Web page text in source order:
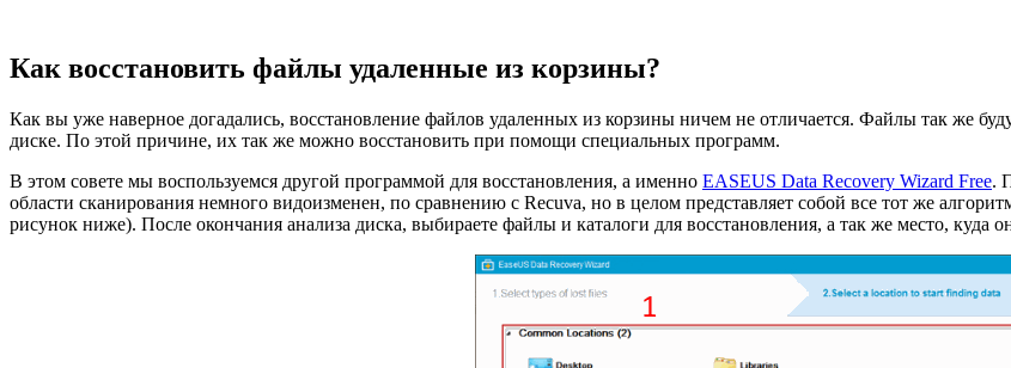
Как восстановить файлы удаленные из корзины?
Как вы уже наверное догадались, восстановление файлов удаленных из корзины ничем не отличается. Файлы так же
диске. По этой причине, их так же можно восстановить при помощи специальных программ.
В этом совете мы воспользуемся другой программой для восстановления, а именно EASEUS Data Recovery Wizard Free.
области сканирования немного видоизменен, по сравнению с Recuva, но в целом представляет собой все тот же
рисунок ниже). После окончания анализа диска, выбираете файлы и каталоги для восстановления, а так же место, куда